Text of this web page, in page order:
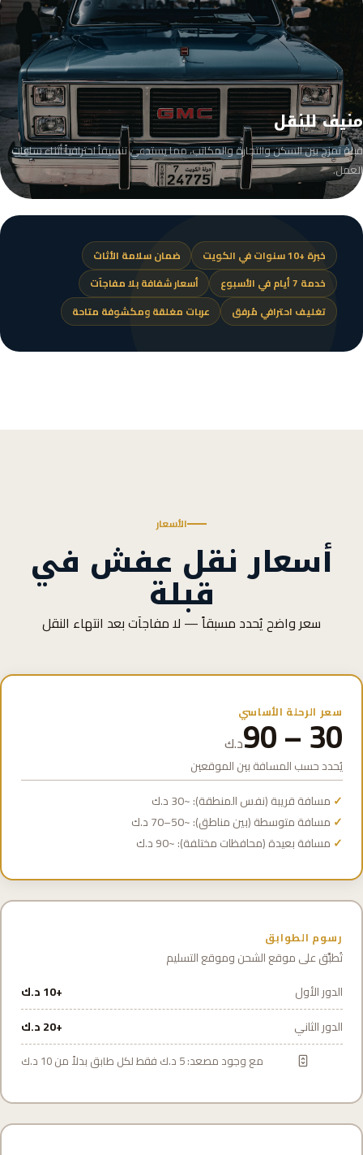
منيف للنقل
قبلة تمزج بين السكن والتجارة والمكاتب، مما يستدعي تنسيقاً احترافياً أثناء ساعات
العمل.
خبرة +10 سنوات في الكويت
ضمان سلامة الأثاث
خدمة 7 أيام في الأسبوع
أسعار شفافة بلا مفاجآت
تغليف احترافي مُرفق
عربات مغلقة ومكشوفة متاحة
الأسعار
أسعار نقل عفش في
قبلة
سعر واضح يُحدد مسبقاً — لا مفاجآت بعد انتهاء النقل
سعر الرحلة الأساسي
30 – 90 د.ك
يُحدد حسب المسافة بين الموقعين
مسافة قريبة (نفس المنطقة): ~30 د.ك
مسافة متوسطة (بين مناطق): ~50–70 د.ك
مسافة بعيدة (محافظات مختلفة): ~90 د.ك
رسوم الطوابق
تُطبَّق على موقع الشحن وموقع التسليم
الدور الأول
+10 د.ك
الدور الثاني
+20 د.ك
مع وجود مصعد: 5 د.ك فقط لكل طابق بدلاً من 10 د.ك